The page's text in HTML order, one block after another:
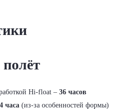
Hi-float – 36 часов
часа (из-за особенностей формы)